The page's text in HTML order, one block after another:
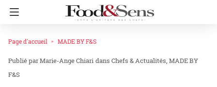
Page d'accueil MADE BY F&S
Marie-Ange Chiari dans Chefs & Actualités MADE BY
F&S